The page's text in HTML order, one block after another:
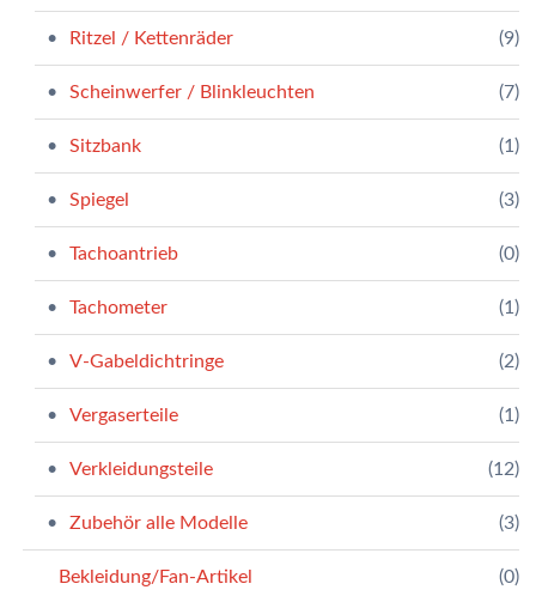
Ritzel / Kettenräder (9)
Scheinwerfer / Blinkleuchten (7)
Sitzbank (1)
Spiegel (3)
Tachoantrieb (0)
Tachometer (1)
V-Gabeldichtringe (2)
Vergaserteile (1)
Verkleidungsteile (12)
Zubehör alle Modelle (3)
Bekleidung/Fan-Artikel (0)